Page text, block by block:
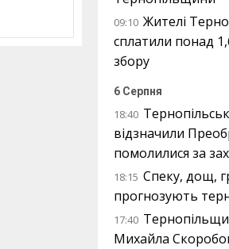
09:10 Жителі
сплатили понад
збору
6 Серпня
18:40
відзначили
помолилися за
18:15 Спеку, дощ,
прогнозують
17:40
Михайла